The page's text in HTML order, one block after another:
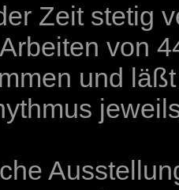
Zeit stetig
von
und